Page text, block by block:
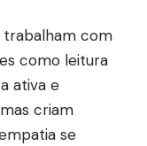
trabalham com
como leitura
ativa e
criam
se